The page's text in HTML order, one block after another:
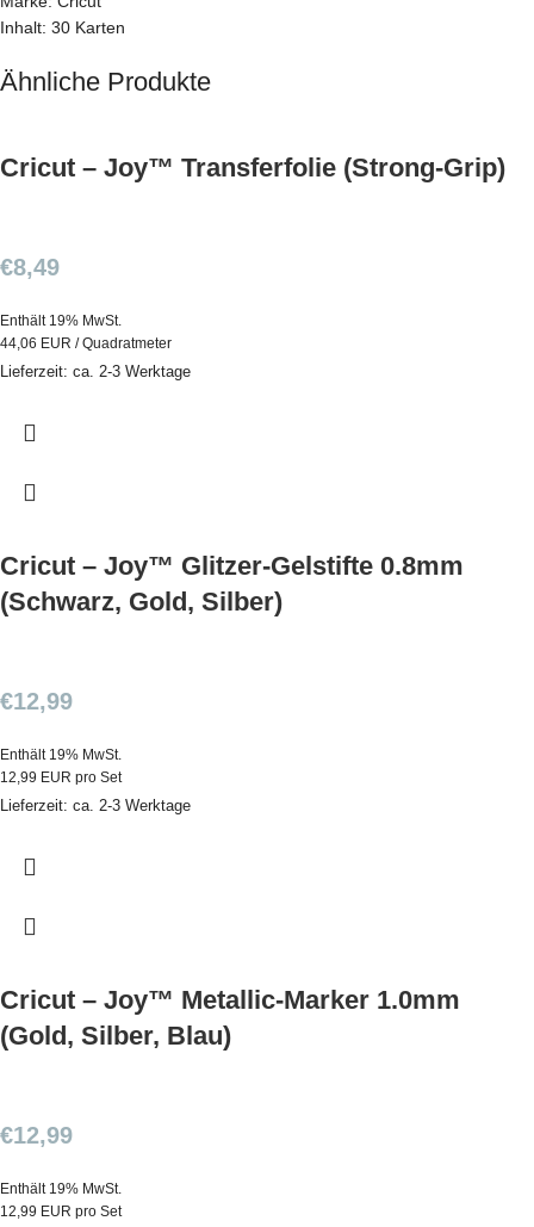
Inhalt: 30 Karten
Ähnliche Produkte
Cricut – Joy™ Transferfolie (Strong-Grip)
€8,49
Enthält 19% MwSt.
44,06 EUR / Quadratmeter
Lieferzeit: ca. 2-3 Werktage
Cricut – Joy™ Glitzer-Gelstifte 0.8mm
(Schwarz, Gold, Silber)
€12,99
Enthält 19% MwSt.
12,99 EUR pro Set
Lieferzeit: ca. 2-3 Werktage
Cricut – Joy™ Metallic-Marker 1.0mm
(Gold, Silber, Blau)
€12,99
Enthält 19% MwSt.
12,99 EUR pro Set